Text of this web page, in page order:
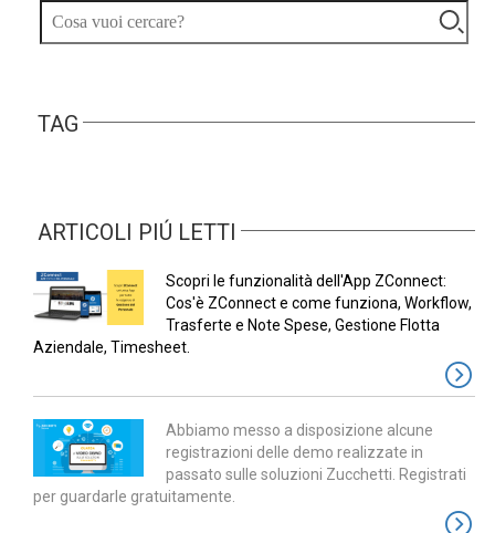
TAG
ARTICOLI PIÚ LETTI
Scopri le funzionalità dell'App ZConnect:
Cos'è ZConnect e come funziona, Workflow,
Trasferte e Note Spese, Gestione Flotta
Aziendale, Timesheet.
Abbiamo messo a disposizione alcune
registrazioni delle demo realizzate in
passato sulle soluzioni Zucchetti. Registrati
per guardarle gratuitamente.